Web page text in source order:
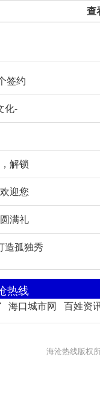
查
签约
化-
解锁
迎您
满礼
造孤独秀
热线
海口城市网 百姓资
海沧热线版权